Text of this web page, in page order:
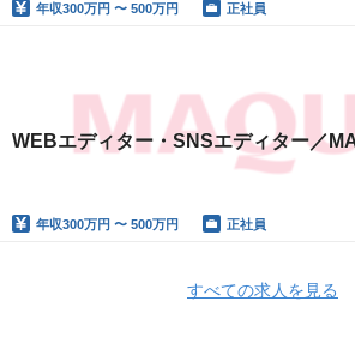
年収300万円 〜 500万円 正社員
WEBエディター・SNSエディター／
年収300万円 〜 500万円 正社員
すべての求人を見る